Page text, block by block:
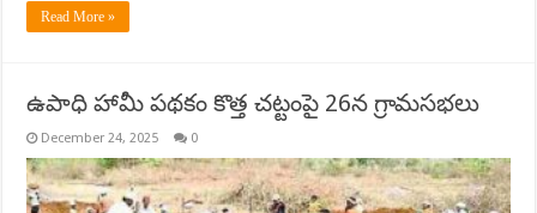
Read More »
ఉపాధి హామీ పథకం కొత్త చట్టంపై 26న గ్రామసభలు
December 24, 2025 0